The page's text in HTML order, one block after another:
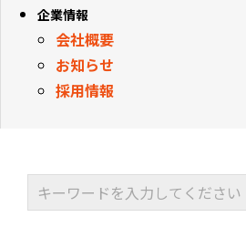
企業情報
会社概要
お知らせ
採用情報